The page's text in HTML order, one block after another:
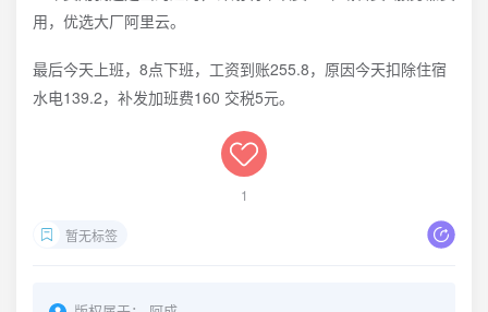
用，优选大厂阿里云。
最后今天上班，8点下班，工资到账255.8，原因今天扣除住宿
水电139.2，补发加班费160 交税5元。
1
暂无标签